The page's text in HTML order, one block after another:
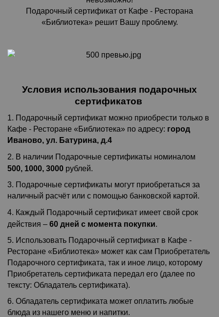
Подарочный сертификат от Кафе - Ресторана
«Библиотека» решит Вашу проблему.
Условия использования подарочных
сертификатов
1. Подарочный сертификат можно приобрести только в
Кафе - Ресторане «Библиотека» по адресу: город
Иваново, ул. Батурина, д.4
2. В наличии Подарочные сертификаты номиналом
500, 1000, 3000 рублей.
3. Подарочные сертификаты могут приобретаться за
наличный расчёт или с помощью банковской картой.
4. Каждый Подарочный сертификат имеет свой срок
действия – 60 дней с момента покупки.
5. Использовать Подарочный сертификат в Кафе -
Ресторане «Библиотека» может как сам Приобретатель
Подарочного сертификата, так и иное лицо, которому
Приобретатель сертификата передал его (далее по
тексту: Обладатель сертификата).
6. Обладатель сертификата может оплатить любые
блюда из нашего меню и напитки.